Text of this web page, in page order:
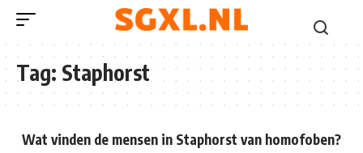
Tag: Staphorst
Wat vinden de mensen in Staphorst van homofoben?